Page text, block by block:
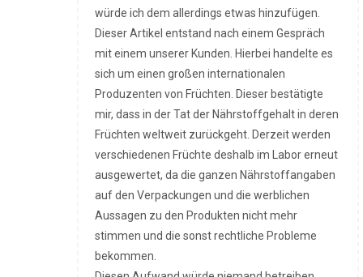
würde ich dem allerdings etwas hinzufügen.
Dieser Artikel entstand nach einem Gespräch
mit einem unserer Kunden. Hierbei handelte es
sich um einen großen internationalen
Produzenten von Früchten. Dieser bestätigte
mir, dass in der Tat der Nährstoffgehalt in deren
Früchten weltweit zurückgeht. Derzeit werden
verschiedenen Früchte deshalb im Labor erneut
ausgewertet, da die ganzen Nährstoffangaben
auf den Verpackungen und die werblichen
Aussagen zu den Produkten nicht mehr
stimmen und die sonst rechtliche Probleme
bekommen.